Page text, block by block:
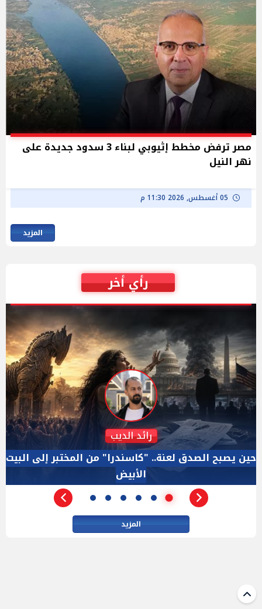
مصر ترفض مخطط إثيوبي لبناء 3 سدود جديدة على
نهر النيل
05 أغسطس, 2026 11:30 م
المزيد
رأي أخر
دكتور نزيه الحكيم
الإجازة البرلمانية ليست إجازة من الرقابة.. والسؤال ليس
الأداة الوحيده بعد فض الانعقاد
المزيد